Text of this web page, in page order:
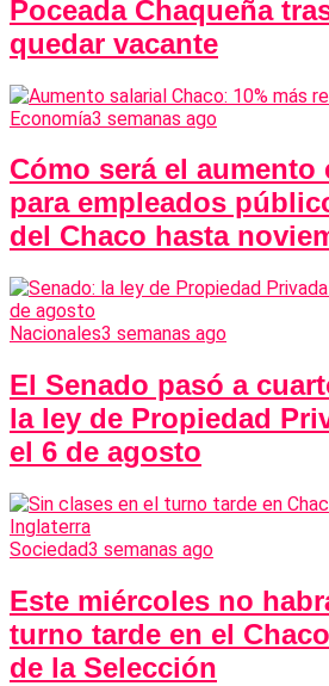
Poceada Chaqueña
quedar vacante
Economía3 semanas ago
Cómo será el aumento
para empleados
del Chaco hasta
Nacionales3 semanas ago
El Senado pasó a
la ley de Propiedad
el 6 de agosto
Sociedad3 semanas ago
Este miércoles no
turno tarde en el
de la Selección